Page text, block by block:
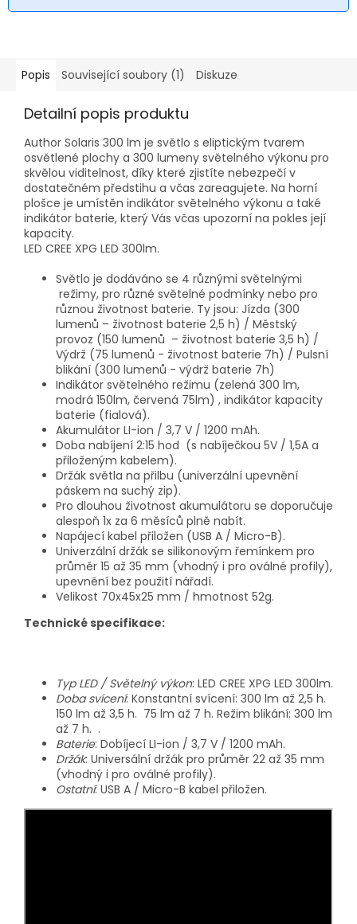
Popis Související soubory (1) Diskuze
Detailní popis produktu
Author Solaris 300 lm je světlo s eliptickým tvarem
osvětlené plochy a 300 lumeny světelného výkonu pro
skvělou viditelnost, díky které zjistíte nebezpečí v
dostatečném předstihu a včas zareagujete. Na horní
plošce je umístěn indikátor světelného výkonu a také
indikátor baterie, který Vás včas upozorní na pokles její
kapacity.
LED CREE XPG LED 300lm.
Světlo je dodáváno se 4 různými světelnými
režimy, pro různé světelné podmínky nebo pro
různou životnost baterie. Ty jsou: Jízda (300
lumenů – životnost baterie 2,5 h) / Městský
provoz (150 lumenů – životnost baterie 3,5 h) /
Výdrž (75 lumenů - životnost baterie 7h) / Pulsní
blikání (300 lumenů - výdrž baterie 7h)
Indikátor světelného režimu (zelená 300 lm,
modrá 150lm, červená 75lm) , indikátor kapacity
baterie (fialová).
Akumulátor LI-ion / 3,7 V / 1200 mAh.
Doba nabíjení 2:15 hod (s nabíječkou 5V / 1,5A a
přiloženým kabelem).
Držák světla na přilbu (univerzální upevnění
páskem na suchý zip).
Pro dlouhou životnost akumulátoru se doporučuje
alespoň 1x za 6 měsíců plně nabít.
Napájecí kabel přiložen (USB A / Micro-B).
Univerzální držák se silikonovým řemínkem pro
průměr 15 až 35 mm (vhodný i pro oválné profily),
upevnění bez použití nářadí.
Velikost 70x45x25 mm / hmotnost 52g.
Technické specifikace:
Typ LED / Světelný výkon: LED CREE XPG LED 300lm.
Doba svícení: Konstantní svícení: 300 lm až 2,5 h.
150 lm až 3,5 h. 75 lm až 7 h. Režim blikání: 300 lm
až 7 h. .
Baterie: Dobíjecí LI-ion / 3,7 V / 1200 mAh.
Držák: Universální držák pro průměr 22 až 35 mm
(vhodný i pro oválné profily).
Ostatní: USB A / Micro-B kabel přiložen.